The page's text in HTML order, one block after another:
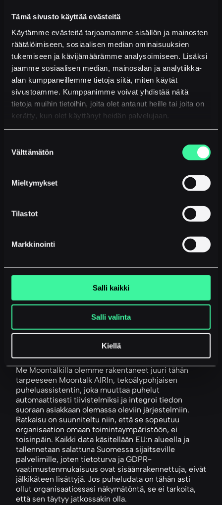
Tämä sivusto käyttää evästeitä
Käytämme evästeitä tarjoamamme sisällön ja mainosten
räätälöimiseen, sosiaalisen median ominaisuuksien
tukemiseen ja kävijämäärämme analysoimiseen. Lisäksi
jaamme sosiaalisen median, mainosalan ja analytiikka-
alan kumppaneillemme tietoja siitä, miten käytät
sivustoamme. Kumppanimme voivat yhdistää näitä
tietoja muihin tietoihin, joita olet antanut heille tai joita on
kerätty, kun olet käyttänyt heidän palvelujaan.
valinta
Välttämätön
Mieltymykset
Tilastot
Markkinointi
Salli kaikki
Salli valinta
Kiellä
Tietoturva ja vaatimustenmukaisuus
Puheludata sisältää usein arkaluonteista tietoa
asiakkaista, sopimuksista ja liiketoiminnasta. Siksi
puheludatan arkkitehtuurissa tietoturva ei ole
lisäominaisuus vaan perusedellytys. GDPR-
vaatimustenmukaisuus, datan käsittely EU:n alueella
ja salattu tallennus ovat minimistandardeja, joita
tiedolla johtamisen infrastruktuurin tulee noudattaa.
puheluassistentti osana
tietoarkkitehtuuria
Tekoäly on muuttanut sen, mitä puheludatalta on
mahdollista odottaa. Modernit tekoälyavusteiset
automaattisesti rakenteellisen tiivistelmän, joka
sisältää tulkitun otsikon, muistiinpanot keskustelun
tarkoittaa, että puhelun päätyttyä tieto on heti
käyttökelpoista eikä vaadi manuaalista prosessointia.
Kun tällainen ratkaisu integroituu saumattomasti
CRM- ja ERP-järjestelmiin, puheludata alkaa täyttää
tiedolla johtamisen vaatimukset reaaliajassa.
Johtoryhmä näkee, mitä asiakkaiden kanssa on
sovittu. Myyntitiimi pystyy jatkamaan siitä, mihin
edellinen henkilö jäi. Asiakaspalvelu toimii kontekstin
Me Moontalkilla olemme rakentaneet juuri tähän
tarpeeseen Moontalk AIRIn, tekoälypohjaisen
puheluassistentin, joka muuttaa puhelut
automaattisesti tiivistelmiksi ja integroi tiedon
suoraan asiakkaan olemassa oleviin järjestelmiin.
Ratkaisu on suunniteltu niin, että se sopeutuu
organisaation omaan toimintaympäristöön, ei
toisinpäin. Kaikki data käsitellään EU:n alueella ja
tallennetaan salattuna Suomessa sijaitseville
palvelimille, joten tietoturva ja GDPR-
vaatimustenmukaisuus ovat sisäänrakennettuja, eivät
jälkikäteen lisättyjä. Jos puheludata on tähän asti
ollut organisaatiossasi näkymätöntä, se ei tarkoita,
että sen täytyy jatkossakin olla.